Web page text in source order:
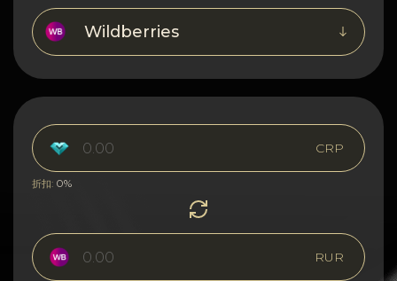
网站地图
CRP
折扣: 0%
RUR
Wildberries